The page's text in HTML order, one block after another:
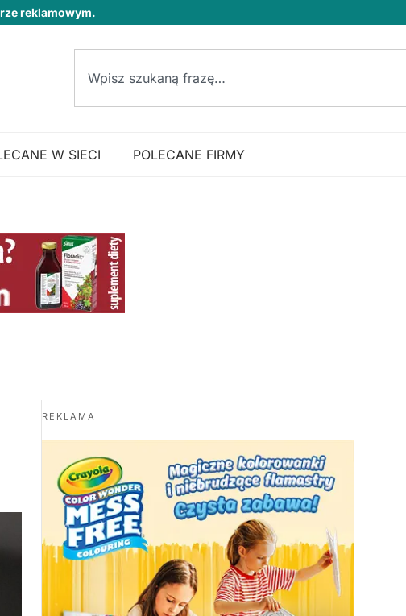
reklamowym.
W SIECI POLECANE FIRMY
REKLAMA